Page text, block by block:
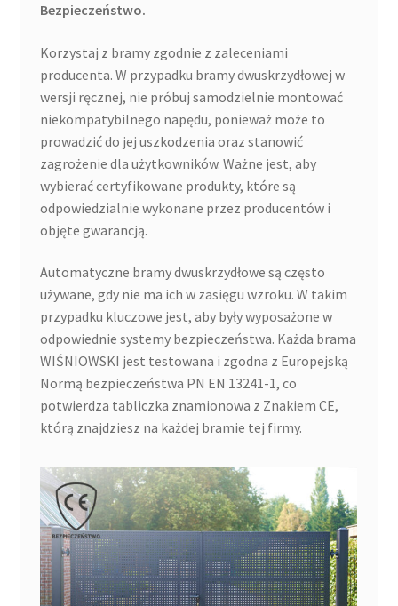
Bezpieczeństwo.
Korzystaj z bramy zgodnie z zaleceniami
producenta. W przypadku bramy dwuskrzydłowej w
wersji ręcznej, nie próbuj samodzielnie montować
niekompatybilnego napędu, ponieważ może to
prowadzić do jej uszkodzenia oraz stanowić
zagrożenie dla użytkowników. Ważne jest, aby
wybierać certyfikowane produkty, które są
odpowiedzialnie wykonane przez producentów i
objęte gwarancją.
Automatyczne bramy dwuskrzydłowe są często
używane, gdy nie ma ich w zasięgu wzroku. W takim
przypadku kluczowe jest, aby były wyposażone w
odpowiednie systemy bezpieczeństwa. Każda brama
WIŚNIOWSKI jest testowana i zgodna z Europejską
Normą bezpieczeństwa PN EN 13241-1, co
potwierdza tabliczka znamionowa z Znakiem CE,
którą znajdziesz na każdej bramie tej firmy.